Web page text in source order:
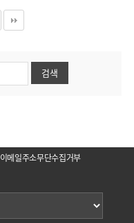
이메일주소무단수집거부